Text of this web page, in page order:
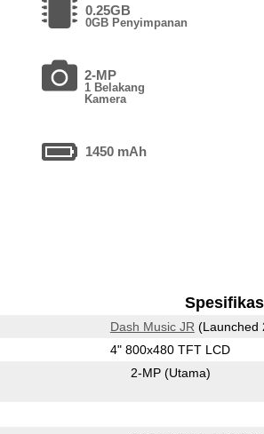
0.25GB
0GB Penyimpanan
2-MP
1 Belakang
Kamera
1450 mAh
Dash Music JR (Launched
4" 800x480 TFT LCD
2-MP (Utama)